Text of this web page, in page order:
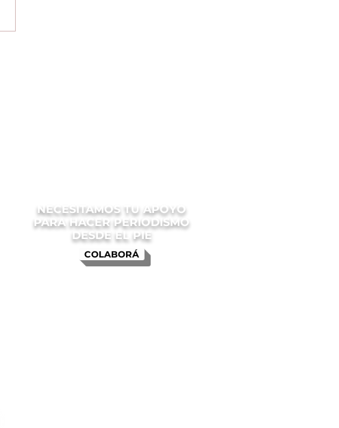
COLABORÁ
NECESITAMOS TU APOYO
PARA HACER PERIODISMO
DESDE EL PIE